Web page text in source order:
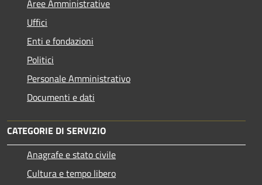
Aree Amministrative
Uffici
Enti e fondazioni
Politici
Personale Amministrativo
Documenti e dati
CATEGORIE DI SERVIZIO
Anagrafe e stato civile
Cultura e tempo libero